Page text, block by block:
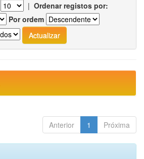
| Ordenar registos por:
Por ordem
Anterior 1 Próxima